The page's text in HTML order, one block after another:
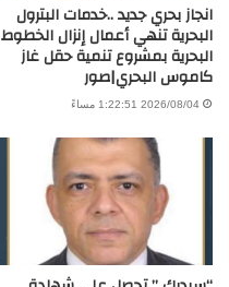
انجاز بحري جديد ..خدمات البترول
البحرية تنهي أعمال إنزال الخطوط
البحرية بمشروع تنمية حقل غاز
كاموس البحري|صور
2026/08/04 1:22:51 مساءً